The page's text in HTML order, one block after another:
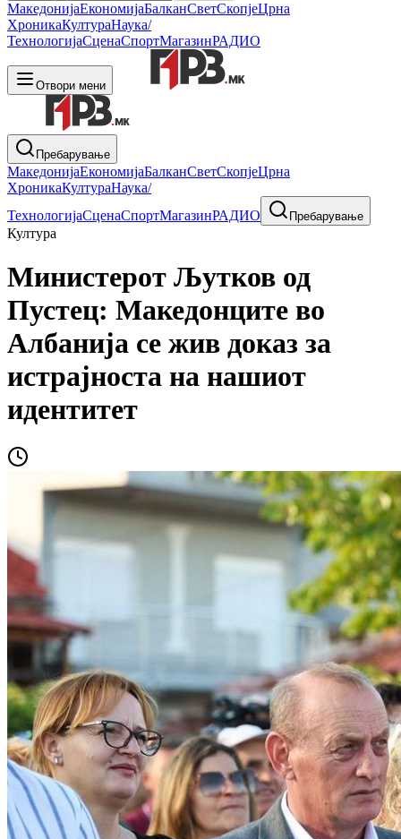
МакедонијаЕкономијаБалканСветСкопјеЦрна
ХроникаКултураНаука/
ТехнологијаСценаСпортМагазинРАДИО
Отвори мени
Пребарување
МакедонијаЕкономијаБалканСветСкопјеЦрна
ХроникаКултураНаука/
ТехнологијаСценаСпортМагазинРАДИО Пребарување
Култура
Министерот Љутков од
Пустец: Македонците во
Албанија се жив доказ за
истрајноста на нашиот
идентитет